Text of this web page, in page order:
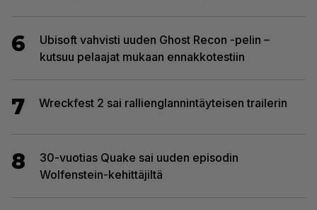
6
Ubisoft vahvisti uuden Ghost Recon -pelin –
kutsuu pelaajat mukaan ennakkotestiin
7 Wreckfest 2 sai rallienglannintäyteisen trailerin
8
30-vuotias Quake sai uuden episodin
Wolfenstein-kehittäjiltä